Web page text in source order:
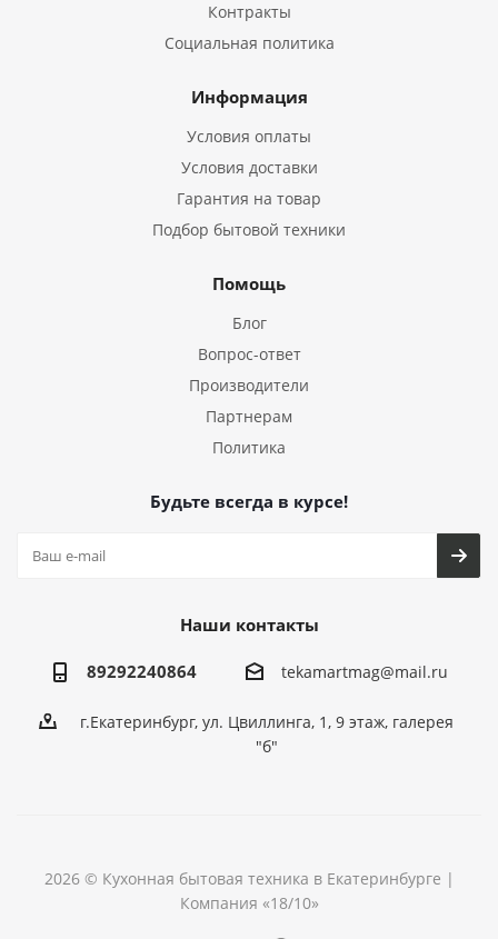
Контракты
Социальная политика
Информация
Условия оплаты
Условия доставки
Гарантия на товар
Подбор бытовой техники
Помощь
Блог
Вопрос-ответ
Производители
Партнерам
Политика
Будьте всегда в курсе!
Наши контакты
89292240864 tekamartmag@mail.ru
г.Екатеринбург, ул. Цвиллинга, 1, 9 этаж, галерея
"б"
2026 © Кухонная бытовая техника в Екатеринбурге |
Компания «18/10»